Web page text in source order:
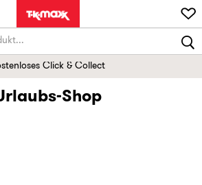
Click & Collect
Shop